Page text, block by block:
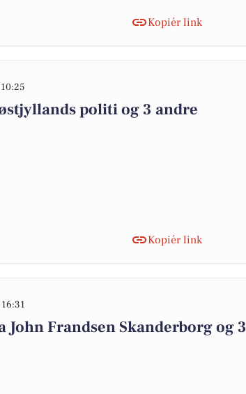
Kopiér link
politi og 3 andre
Kopiér link
John Frandsen Skanderborg og 3